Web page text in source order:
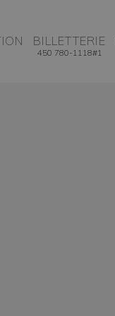
BILLETTERIE